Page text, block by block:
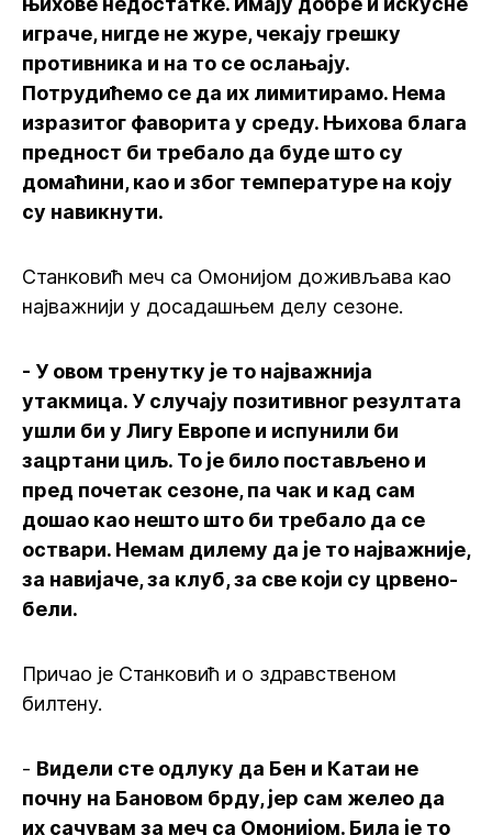
играче, нигде не журе, чекају грешку
противника и на то се ослањају.
Потрудићемо се да их лимитирамо. Нема
изразитог фаворита у среду. Њихова блага
предност би требало да буде што су
домаћини, као и због температуре на коју
су навикнути.
Станковић меч са Омонијом доживљава као
најважнији у досадашњем делу сезоне.
- У овом тренутку је то најважнија
утакмица. У случају позитивног резултата
ушли би у Лигу Европе и испунили би
зацртани циљ. То је било постављено и
пред почетак сезоне, па чак и кад сам
дошао као нешто што би требало да се
оствари. Немам дилему да је то најважније,
за навијаче, за клуб, за све који су црвено-
бели.
Причао је Станковић и о здравственом
билтену.
- Видели сте одлуку да Бен и Катаи не
почну на Бановом брду, јер сам желео да
их сачувам за меч са Омонијом. Била је то